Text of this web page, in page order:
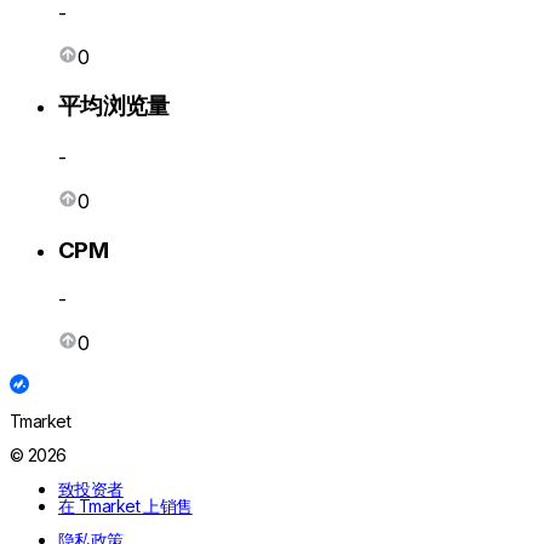
-
0
平均浏览量
-
0
CPM
-
0
Tmarket
© 2026
致投资者
在 Tmarket 上销售
隐私政策